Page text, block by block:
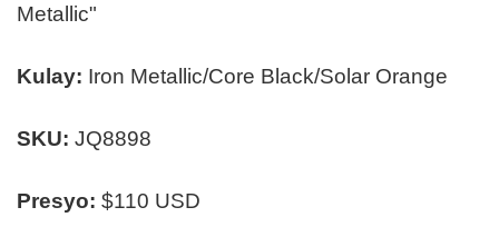
Metallic"
Kulay: Iron Metallic/Core Black/Solar Orange
SKU: JQ8898
Presyo: $110 USD